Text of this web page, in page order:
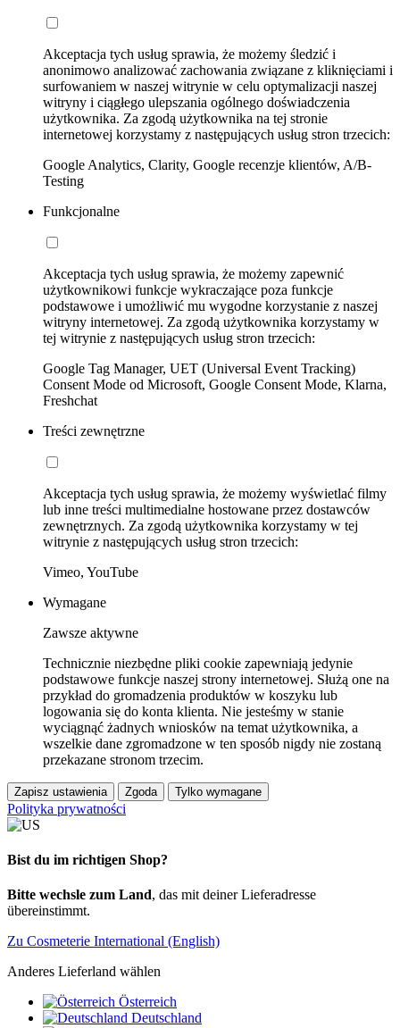
Akceptacja tych usług sprawia, że możemy śledzić i
anonimowo analizować zachowania związane z kliknięciami i
surfowaniem w naszej witrynie w celu optymalizacji naszej
witryny i ciągłego ulepszania ogólnego doświadczenia
użytkownika. Za zgodą użytkownika na tej stronie
internetowej korzystamy z następujących usług stron trzecich:
Google Analytics, Clarity, Google recenzje klientów, A/B-
Testing
Funkcjonalne
Akceptacja tych usług sprawia, że możemy zapewnić
użytkownikowi funkcje wykraczające poza funkcje
podstawowe i umożliwić mu wygodne korzystanie z naszej
witryny internetowej. Za zgodą użytkownika korzystamy w
tej witrynie z następujących usług stron trzecich:
Google Tag Manager, UET (Universal Event Tracking)
Consent Mode od Microsoft, Google Consent Mode, Klarna,
Freshchat
Treści zewnętrzne
Akceptacja tych usług sprawia, że możemy wyświetlać filmy
lub inne treści multimedialne hostowane przez dostawców
zewnętrznych. Za zgodą użytkownika korzystamy w tej
witrynie z następujących usług stron trzecich:
Vimeo, YouTube
Wymagane
Zawsze aktywne
Technicznie niezbędne pliki cookie zapewniają jedynie
podstawowe funkcje naszej strony internetowej. Służą one na
przykład do gromadzenia produktów w koszyku lub
logowania się do konta klienta. Nie jesteśmy w stanie
wyciągnąć żadnych wniosków na temat użytkownika, a
wszelkie dane zgromadzone w ten sposób nigdy nie zostaną
przekazane stronom trzecim.
Zapisz ustawienia Zgoda Tylko wymagane
Polityka prywatności
Bist du im richtigen Shop?
Bitte wechsle zum Land, das mit deiner Lieferadresse
übereinstimmt.
Zu Cosmeterie International (English)
Anderes Lieferland wählen
Österreich
Deutschland